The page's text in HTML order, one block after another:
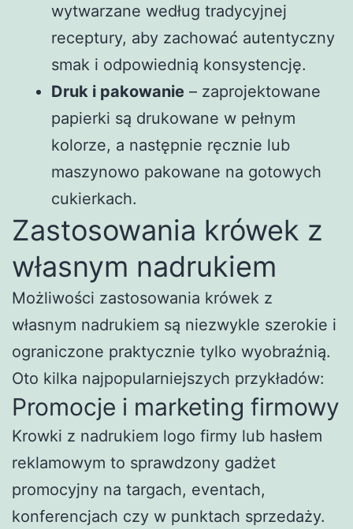
wytwarzane według tradycyjnej
receptury, aby zachować autentyczny
smak i odpowiednią konsystencję.
Druk i pakowanie – zaprojektowane
papierki są drukowane w pełnym
kolorze, a następnie ręcznie lub
maszynowo pakowane na gotowych
cukierkach.
Zastosowania krówek z
własnym nadrukiem
Możliwości zastosowania krówek z
własnym nadrukiem są niezwykle szerokie i
ograniczone praktycznie tylko wyobraźnią.
Oto kilka najpopularniejszych przykładów:
Promocje i marketing firmowy
Krowki z nadrukiem logo firmy lub hasłem
reklamowym to sprawdzony gadżet
promocyjny na targach, eventach,
konferencjach czy w punktach sprzedaży.